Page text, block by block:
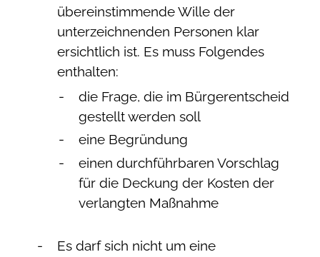
übereinstimmende Wille der
unterzeichnenden Personen klar
ersichtlich ist. Es muss Folgendes
enthalten:
die Frage, die im Bürgerentscheid
gestellt werden soll
eine Begründung
einen durchführbaren Vorschlag
für die Deckung der Kosten der
verlangten Maßnahme
Es darf sich nicht um eine